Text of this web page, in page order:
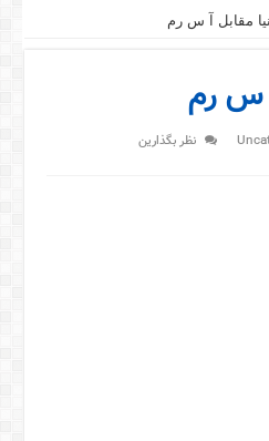
مقابل آ س رم
س رم
نظر بگذارین